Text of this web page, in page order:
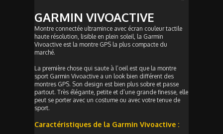
GARMIN VIVOACTIVE
Montre connectée ultramince avec écran couleur tactile
haute résolution, lisible en plein soleil, la Garmin
Vivoactive est la montre GPS la plus compacte du
marché.
La première chose qui saute à l’oeil est que la montre
sport Garmin Vivoactive a un look bien différent des
montres GPS. Son design est bien plus sobre et passe
partout. Très élégante, petite et d’une grande finesse, elle
peut se porter avec un costume ou avec votre tenue de
sport.
Caractéristiques de la Garmin Vivoactive :